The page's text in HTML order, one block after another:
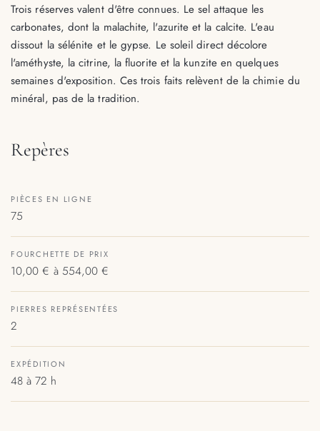
Trois réserves valent d'être connues. Le sel attaque les
carbonates, dont la malachite, l'azurite et la calcite. L'eau
dissout la sélénite et le gypse. Le soleil direct décolore
l'améthyste, la citrine, la fluorite et la kunzite en quelques
semaines d'exposition. Ces trois faits relèvent de la chimie du
minéral, pas de la tradition.
Repères
PIÈCES EN LIGNE
75
FOURCHETTE DE PRIX
10,00 € à 554,00 €
PIERRES REPRÉSENTÉES
2
EXPÉDITION
48 à 72 h